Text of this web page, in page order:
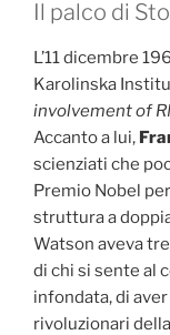
Il palco di
L’11 dicembre
Karolinska
involvement of
Accanto a lui,
scienziati che
Premio Nobel
struttura a
Watson aveva
di chi si sente al
infondata, di
rivoluzionari